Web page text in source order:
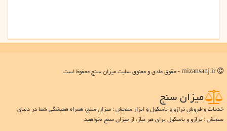
میزان سنج
خدمات و فروش ترازو و باسکول و ابزار سنجش ؛ میزان سنج، همراه همیشگی شما در دنیای
سنجش ؛ ترازو و باسکول برای هر نیاز، از میزان سنج بخواهید